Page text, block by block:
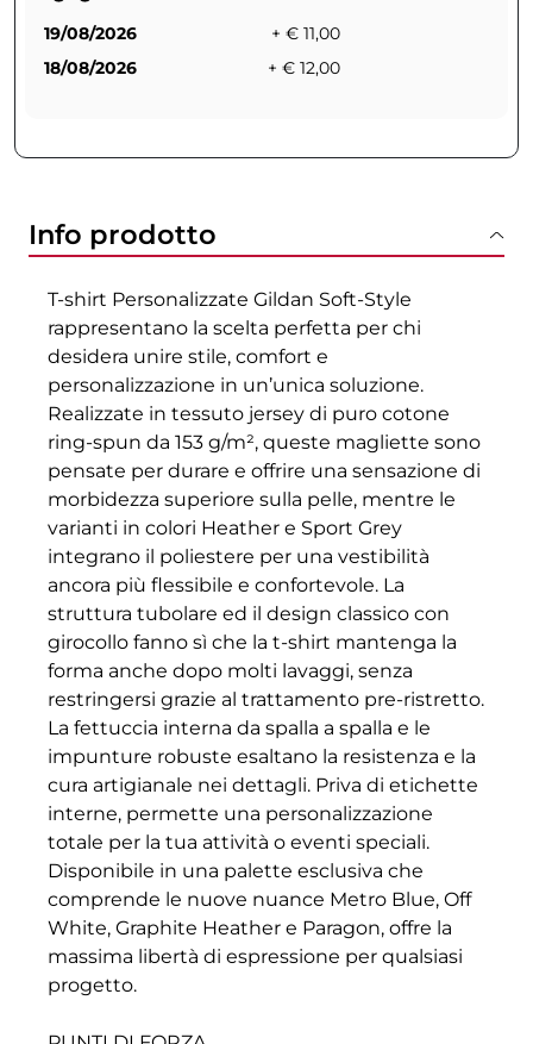
19/08/2026
+ € 11,00
18/08/2026
+ € 12,00
Info prodotto
T-shirt Personalizzate Gildan Soft-Style
rappresentano la scelta perfetta per chi
desidera unire stile, comfort e
personalizzazione in un’unica soluzione.
Realizzate in tessuto jersey di puro cotone
ring-spun da 153 g/m², queste magliette sono
pensate per durare e offrire una sensazione di
morbidezza superiore sulla pelle, mentre le
varianti in colori Heather e Sport Grey
integrano il poliestere per una vestibilità
ancora più flessibile e confortevole. La
struttura tubolare ed il design classico con
girocollo fanno sì che la t-shirt mantenga la
forma anche dopo molti lavaggi, senza
restringersi grazie al trattamento pre-ristretto.
La fettuccia interna da spalla a spalla e le
impunture robuste esaltano la resistenza e la
cura artigianale nei dettagli. Priva di etichette
interne, permette una personalizzazione
totale per la tua attività o eventi speciali.
Disponibile in una palette esclusiva che
comprende le nuove nuance Metro Blue, Off
White, Graphite Heather e Paragon, offre la
massima libertà di espressione per qualsiasi
progetto.